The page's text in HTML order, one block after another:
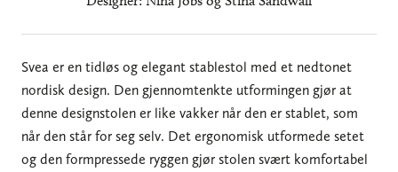
Svea er en tidløs og elegant stablestol med et nedtonet
nordisk design. Den gjennomtenkte utformingen gjør at
denne designstolen er like vakker når den er stablet, som
når den står for seg selv. Det ergonomisk utformede setet
og den formpressede ryggen gjør stolen svært komfortabel